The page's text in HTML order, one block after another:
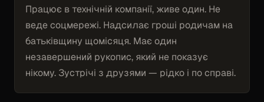
Працює в технічній компанії, живе один. Не
веде соцмережі. Надсилає гроші родичам на
батьківщину щомісяця. Має один
незавершений рукопис, який не показує
нікому. Зустрічі з друзями — рідко і по справі.